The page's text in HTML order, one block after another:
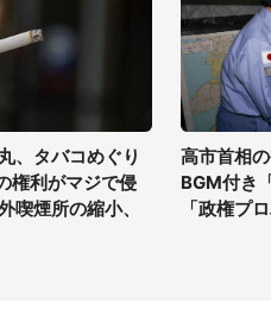
、タバコめぐり
権利がマジで侵
喫煙所の縮小、
高市首相
BGM付き
「政権プ